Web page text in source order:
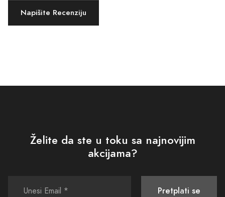
Napišite Recenziju
Želite da ste u toku sa najnovijim
akcijama?
Pretplati se